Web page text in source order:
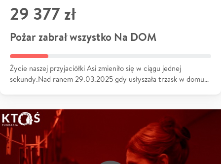
29 377 zł
Pożar zabrał wszystko Na DOM
Życie naszej przyjaciółki Asi zmieniło się w ciągu jednej
sekundy.Nad ranem 29.03.2025 gdy usłyszała trzask w domu…